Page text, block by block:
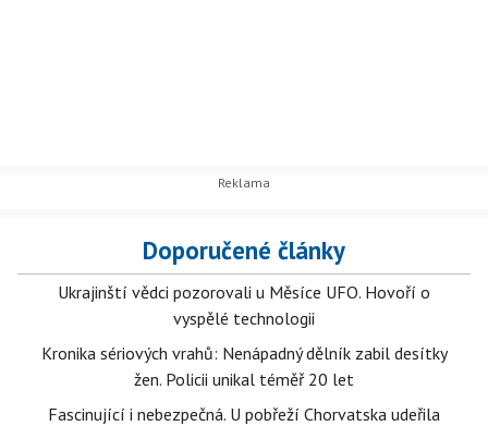
Doporučené články
Ukrajinští vědci pozorovali u Měsíce UFO. Hovoří o
vyspělé technologii
Kronika sériových vrahů: Nenápadný dělník zabil desítky
žen. Policii unikal téměř 20 let
Fascinující i nebezpečná. U pobřeží Chorvatska udeřila